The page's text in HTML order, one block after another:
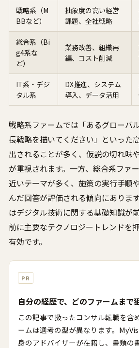
戦略系（M
BBなど）
抽象度の高い経営
課題、全社戦略
総合系（Bi
g4系な
ど）
業務改善、組織再
編、コスト削減
IT系・デジ
タル系
DX推進、システム
導入、データ活用
戦略系ファームでは「あるグローバ
長戦略を描いてください」といった
出されることが多く、仮説の切れ味
が重視されます。一方、総合系ファ
近いテーマが多く、施策の実行手順
んだ回答が評価される傾向にありま
はデジタル技術に関する基礎知識が
前に主要なテクノロジートレンドを
有効です。
PR
自分の経歴で、どのファームまで
この記事で扱ったコンサル転職を含
ームは選考の型が異なります。
身のアドバイザーが在籍し、書類の